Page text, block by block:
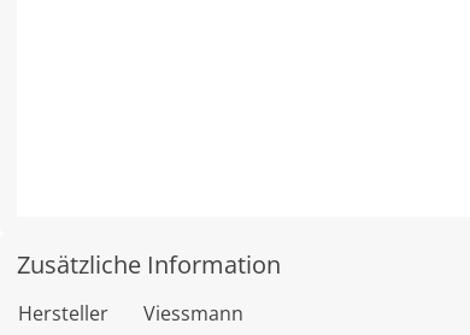
Zusätzliche Information
Hersteller Viessmann